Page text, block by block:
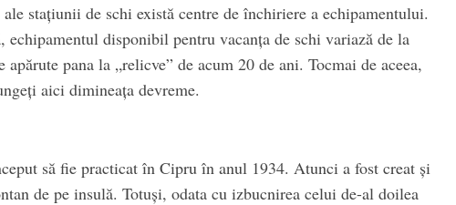
stațiunii de schi există centre de închiriere a echipamentului.
echipamentul disponibil pentru vacanța de schi variază de la
pana la „relicve” de acum 20 de ani. Tocmai de aceea,
aici dimineața devreme.
să fie practicat în Cipru în anul 1934. Atunci a fost creat și
de pe insulă. Totuși, odata cu izbucnirea celui de-al doilea